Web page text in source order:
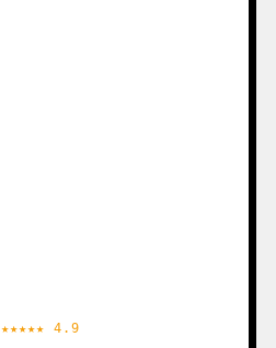
★★★★★ 4.9